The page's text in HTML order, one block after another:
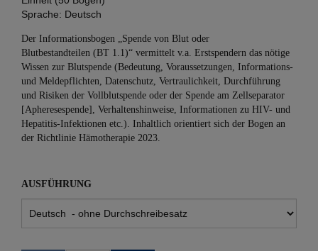
Sprache: Deutsch
Der Informationsbogen „Spende von Blut oder
Blutbestandteilen (BT 1.1)“ vermittelt v.a. Erstspendern das nötige
Wissen zur Blutspende (Bedeutung, Voraussetzungen, Informations-
und Meldepflichten, Datenschutz, Vertraulichkeit, Durchführung
und Risiken der Vollblutspende oder der Spende am Zellseparator
[Apheresespende], Verhaltenshinweise, Informationen zu HIV- und
Hepatitis-Infektionen etc.). Inhaltlich orientiert sich der Bogen an
der Richtlinie Hämotherapie 2023.
AUSFÜHRUNG